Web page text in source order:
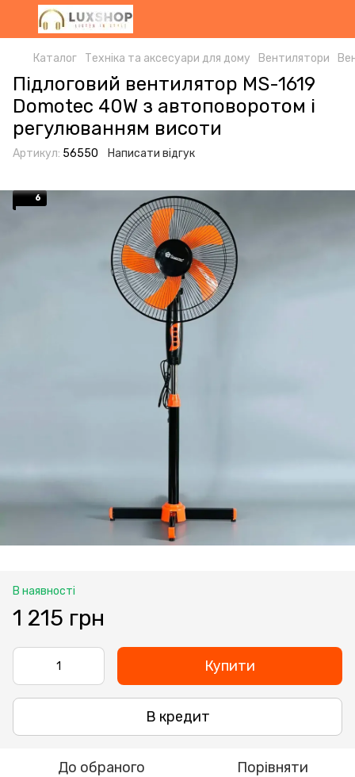
Каталог Техніка та аксесуари для дому Вентилятори
Підлоговий вентилятор MS-1619
Domotec 40W з автоповоротом і
регулюванням висоти
Артикул: 56550 Написати відгук
6
В наявності
1 215 грн
Купити
В кредит
До обраного Порівняти